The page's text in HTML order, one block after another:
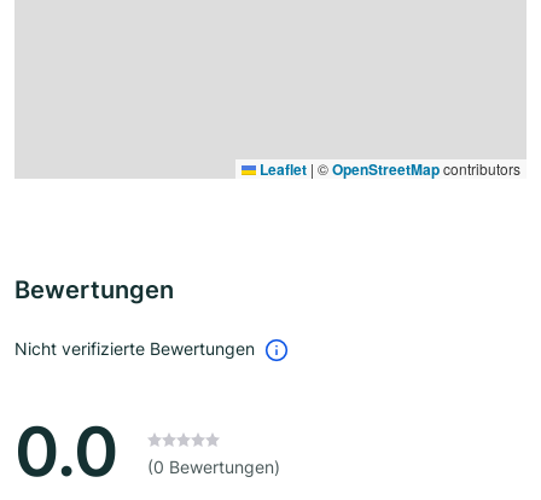
Leaflet | ©OpenStreetMapcontributors
Bewertungen
Nicht verifizierte Bewertungen
0.0 (0 Bewertungen)